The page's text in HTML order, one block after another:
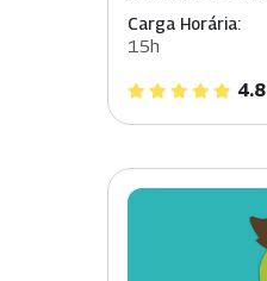
Carga Horária:
15h
4.8